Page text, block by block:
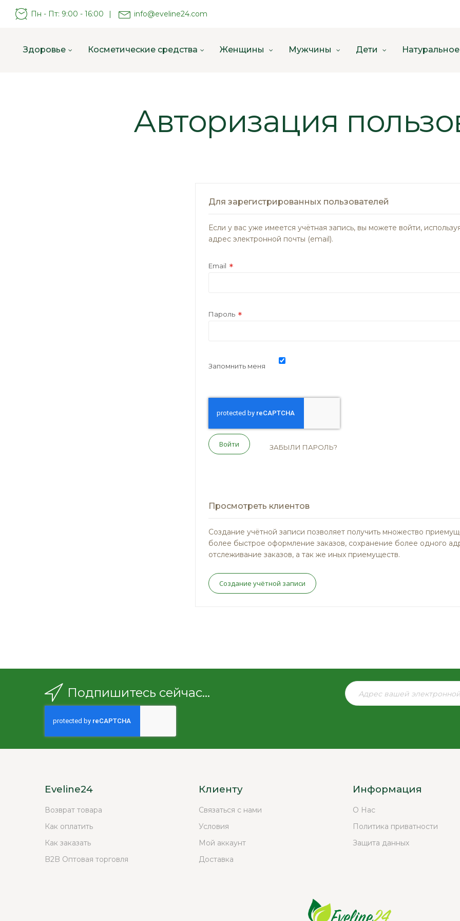
Пн - Пт: 9:00 - 16:00 | info@eveline24.com
Здоровье Косметические средства Женщины Мужчины Дети
Авторизация
Для зарегистрированных пользователей
Если у вас уже имеется учётная запись, вы можете войти,
адрес электронной почты (email).
Email
Пароль
Запомнить меня
Войти ЗАБЫЛИ ПАРОЛЬ?
Просмотреть клиентов
Создание учётной записи позволяет получить множество
более быстрое оформление заказов, сохранение более одного
отслеживание заказов, а так же иных приемуществ.
Создание учётной записи
Подпишитесь сейчас...
Eveline24
Возврат товара
Как оплатить
Как заказать
B2B Оптовая торговля
Клиенту
Связаться с нами
Условия
Мой аккаунт
Доставка
Информация
О Нас
Политика приватности
Защита данных